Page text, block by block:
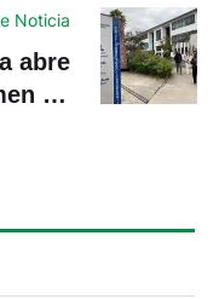
Noticia
abre
de